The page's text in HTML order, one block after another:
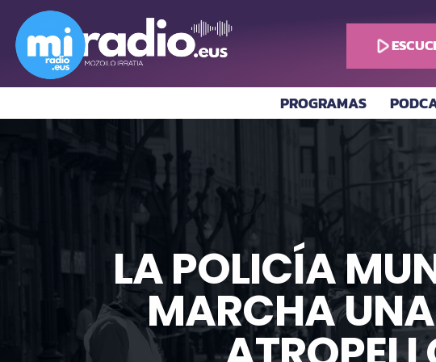
play_arrow
PROGRAMAS
LA POLICÍA
MARCHA